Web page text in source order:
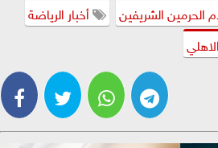
الحرمين الشريفين
أخبار الرياضة
الاهلي